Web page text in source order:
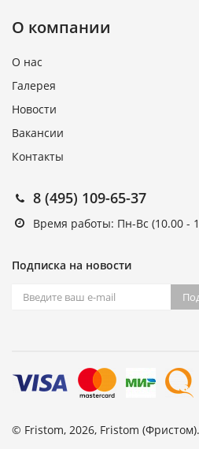
О компании
О нас
Галерея
Новости
Вакансии
Контакты
8 (495) 109-65-37
Время работы: Пн-Вс (10.00 -
Подписка на новости
© Fristom, 2026, Fristom (Фристом).